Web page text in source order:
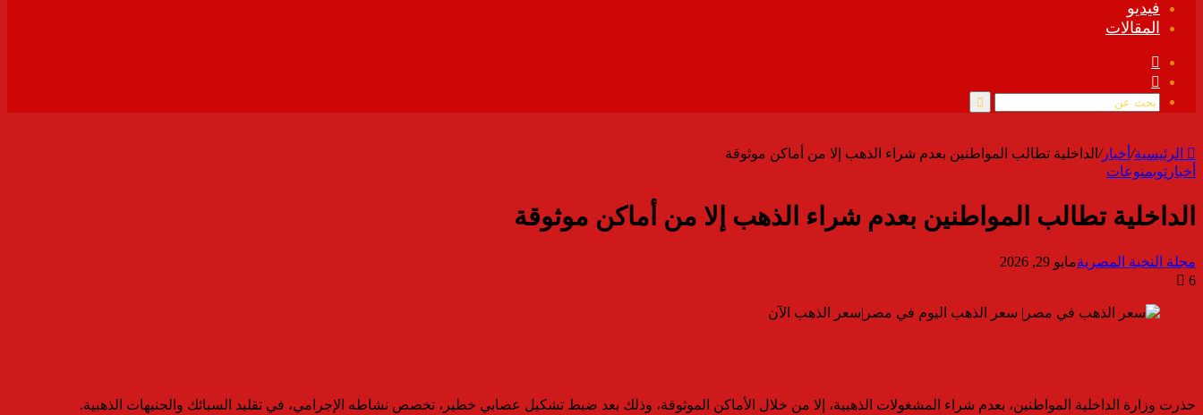
فيديو
المقالات
الموقع
RSS
بحث
الرئيسية/ أخبار/ الداخلية تطالب المواطنين بعدم شراء الذهب إلا من أماكن موثوقة
أخبار توبمنوعات
الداخلية تطالب المواطنين بعدم شراء الذهب إلا من أماكن موثوقة
مجلة النخبة المصريةمايو 29, 2026
6
حذرت وزارة الداخلية المواطنين، بعدم شراء المشغولات الذهبية، إلا من خلال الأماكن الموثوقة، وذلك بعد ضبط تشكيل عصابي خطير، تخصص نشاطه الإجرامي، في تقليد السبائك والجنيهات الذهبية.